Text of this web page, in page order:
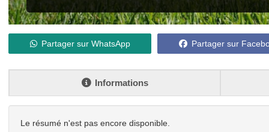
Partager sur WhatsApp Partager sur
Informations
Le résumé n'est pas encore disponible.